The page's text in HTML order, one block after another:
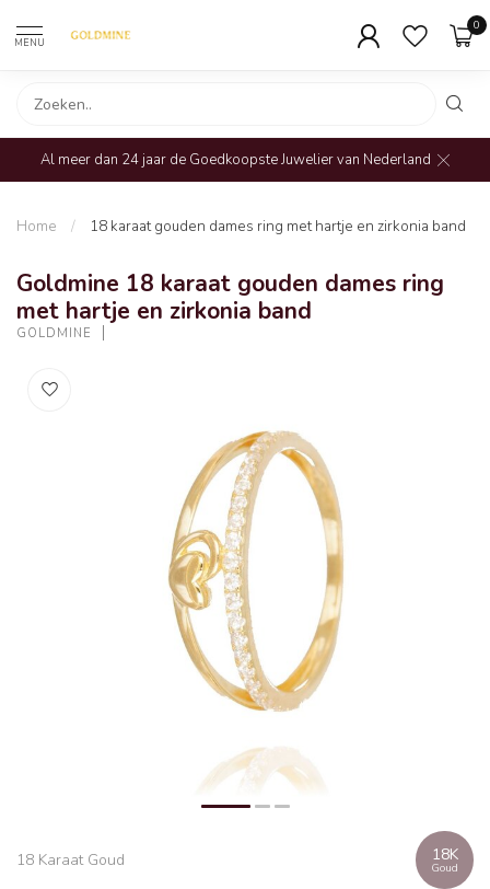
MENU
0
Al meer dan 24 jaar de Goedkoopste Juwelier van Nederland
Home / 18 karaat gouden dames ring met hartje en zirkonia band
Goldmine 18 karaat gouden dames ring
met hartje en zirkonia band
GOLDMINE
18 Karaat Goud 18K
Goud